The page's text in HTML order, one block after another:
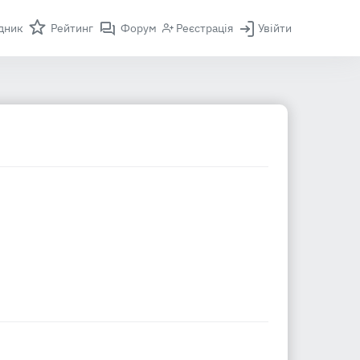
Рейтинг Форум Реєстрація Увійти